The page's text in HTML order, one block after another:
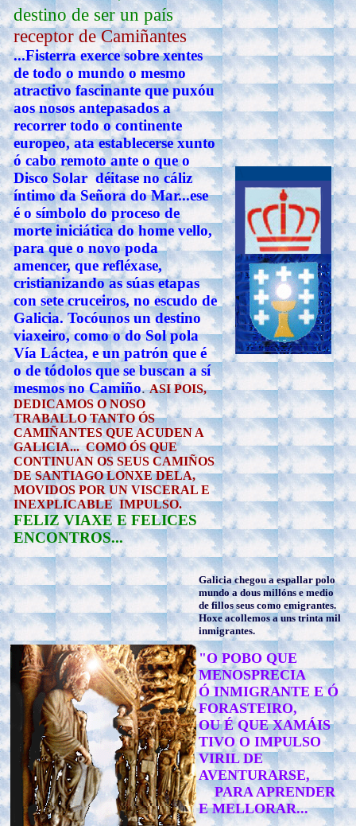
destino de ser un país
receptor de Camiñantes
...Fisterra exerce sobre xentes
de todo o mundo o mesmo
atractivo fascinante que puxóu
aos nosos antepasados a
recorrer todo o continente
europeo, ata establecerse xunto
ó cabo remoto ante o que o
Disco Solar déitase no cáliz
íntimo da Señora do Mar...ese
é o símbolo do proceso de
morte iniciática do home vello,
para que o novo poda
amencer, que refléxase,
cristianizando as súas etapas
con sete cruceiros, no escudo de
Galicia. Tocóunos un destino
viaxeiro, como o do Sol pola
Vía Láctea, e un patrón que é
o de tódolos que se buscan a sí
mesmos no Camiño. ASI POIS,
DEDICAMOS O NOSO
TRABALLO TANTO ÓS
CAMIÑANTES QUE ACUDEN A
GALICIA... COMO ÓS QUE
CONTINUAN OS SEUS CAMIÑOS
DE SANTIAGO LONXE DELA,
MOVIDOS POR UN VISCERAL E
INEXPLICABLE IMPULSO.
FELIZ VIAXE E FELICES
ENCONTROS...
Galicia chegou a espallar polo
mundo a dous millóns e medio
de fillos seus como emigrantes.
Hoxe acollemos a uns trinta mil
inmigrantes.
"O POBO QUE
MENOSPRECIA
Ó INMIGRANTE E Ó
FORASTEIRO,
OU É QUE XAMÁIS
TIVO O IMPULSO
VIRIL DE
AVENTURARSE,
PARA APRENDER
E MELLORAR...